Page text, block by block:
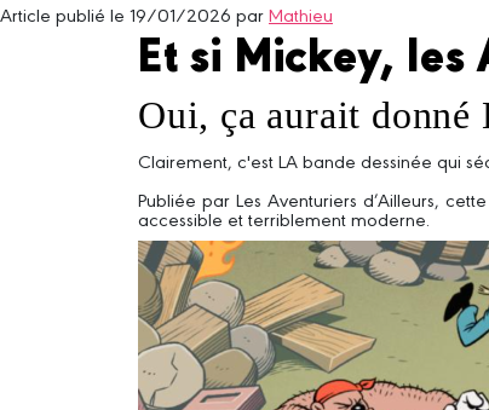
Article publié le 19/01/2026 parMathieu
Et si Mickey,
Oui, ça aurait
Clairement, c'est LA bande dessinée qui
Publiée par Les Aventuriers d’Ailleurs,
accessible et terriblement moderne.